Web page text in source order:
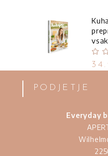
5
PODJETJE
Everyday